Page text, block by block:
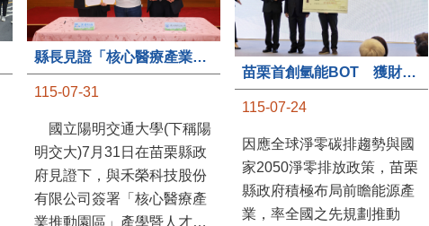
115-07-31
國立陽明交通大學(下稱陽
明交大)7月31日在苗栗縣政
府見證下，與禾榮科技股份
有限公司簽署「核心醫療產
業推動園區」產學暨人才培
苗栗首創氫能BOT 獲財政部「突破之翼」肯定
115-07-24
因應全球淨零碳排趨勢與國
家2050淨零排放政策，苗栗
縣政府積極布局前瞻能源產
業，率全國之先規劃推動